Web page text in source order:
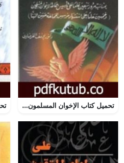
تحميل كتاب الإخوان المسلمون 70 عاماً في الدعوة والتربية والجهاد PDF تأليف يوسف القرضاوي مجانا [كامل]